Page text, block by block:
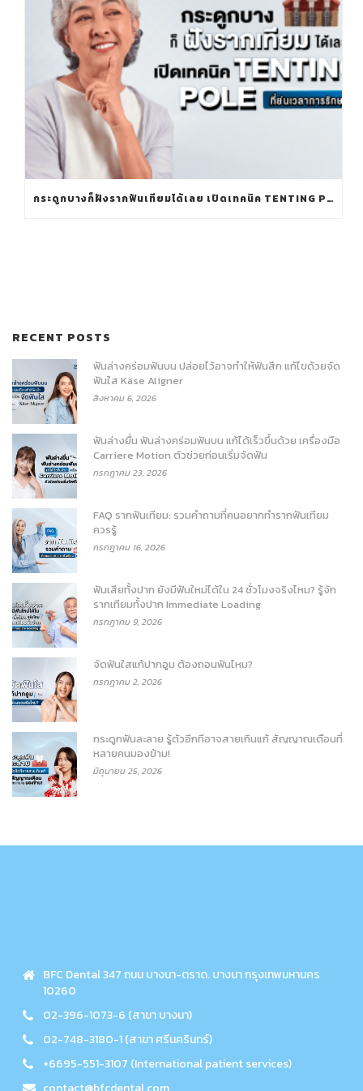
กระดูกบางก็ฝังรากฟันเทียมได้เลย เปิดเทคนิค TENTING POLE ที่ย่นเวลาการรักษา
RECENT POSTS
ฟันล่างคร่อมฟันบน ปล่อยไว้อาจทำให้ฟันสึก แก้ไขด้วยจัด
ฟันใส Käse Aligner
สิงหาคม 6, 2026
ฟันล่างยื่น ฟันล่างคร่อมฟันบน แก้ได้เร็วขึ้นด้วย เครื่องมือ
Carriere Motion ตัวช่วยก่อนเริ่มจัดฟัน
กรกฎาคม 23, 2026
FAQ รากฟันเทียม: รวมคำถามที่คนอยากทำรากฟันเทียม
ควรรู้
กรกฎาคม 16, 2026
ฟันเสียทั้งปาก ยังมีฟันใหม่ได้ใน 24 ชั่วโมงจริงไหม? รู้จัก
รากเทียมทั้งปาก Immediate Loading
กรกฎาคม 9, 2026
จัดฟันใสแก้ปากอูม ต้องถอนฟันไหม?
กรกฎาคม 2, 2026
กระดูกฟันละลาย รู้ตัวอีกทีอาจสายเกินแก้ สัญญาณเตือนที่
หลายคนมองข้าม!
มิถุนายน 25, 2026
BFC Dental 347 ถนน บางนา-ตราด. บางนา กรุงเทพมหานคร
10260
02-396-1073-6 (สาขา บางนา)
02-748-3180-1 (สาขา ศรีนครินทร์)
+6695-551-3107 (International patient services)